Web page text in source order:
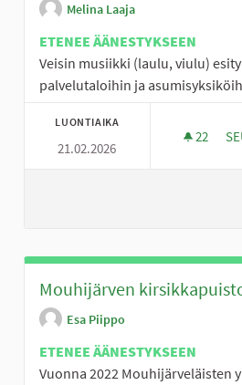
Melina Laaja
ETENEE ÄÄNESTYKSEEN
Veisin musiikki (laulu, viulu)
palvelutaloihin ja
LUONTIAIKA
21.02.2026
22 22
Mouhijärven
Esa Piippo
ETENEE ÄÄNESTYKSEEN
Vuonna 2022 Mouhijärveläisten